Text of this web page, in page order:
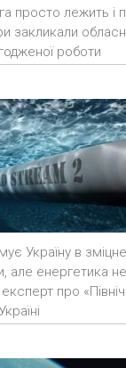
просто лежить і
закликали
роботи
Україну в
але енергетика
про